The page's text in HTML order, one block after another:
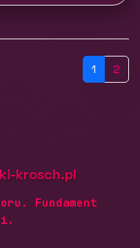
1 2
krosch.pl
Fundament